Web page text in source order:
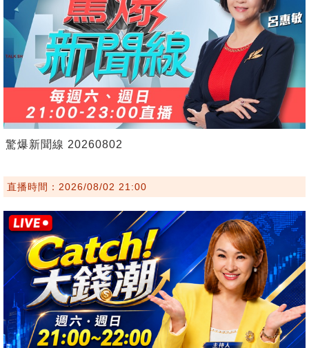
驚爆新聞線 20260802
直播時間：2026/08/02 21:00